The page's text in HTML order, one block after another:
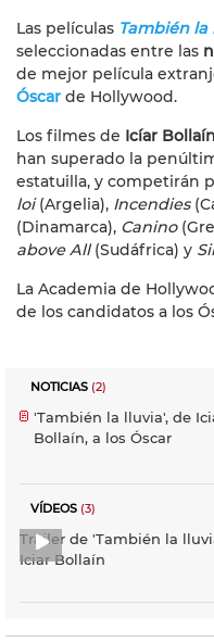
Las películas También la
seleccionadas entre las
de mejor película
Óscar de Hollywood.
Los filmes de Icíar Bollaín
han superado la
estatuilla, y competirán
loi(Argelia), Incendies
(Dinamarca), Canino
above All(Sudáfrica) y
La Academia de
de los candidatos a los
NOTICIAS (2)
'También la lluvia', de
Bollaín, a los Óscar
VÍDEOS (3)
Tráiler de 'También la
Iciar Bollaín